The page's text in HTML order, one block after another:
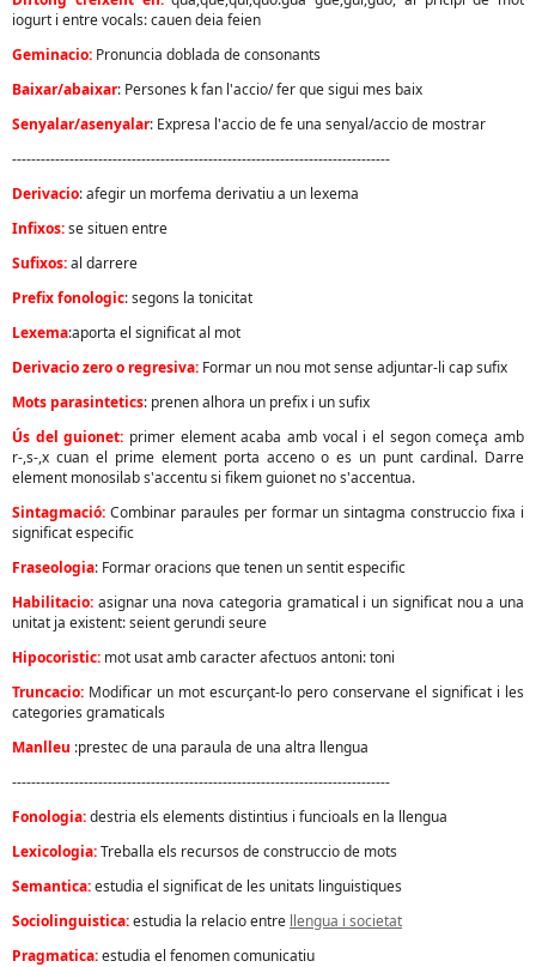
iogurt i entre vocals: cauen deia feien
Geminacio: Pronuncia doblada de consonants
Baixar/abaixar: Persones k fan l'accio/ fer que sigui mes baix
Senyalar/asenyalar: Expresa l'accio de fe una senyal/accio de mostrar
-------------------------------------------------------------------------------
Derivacio: afegir un morfema derivatiu a un lexema
Infixos:se situen entre
Sufixos:al darrere
Prefix fonologic: segons la tonicitat
Lexema:aporta el significat al mot
Derivacio zero o regresiva: Formar un nou mot sense adjuntar-li cap sufix
Mots parasintetics: prenen alhora un prefix i un sufix
Ús del guionet: primer element acaba amb vocal i el segon começa amb
r-,s-,x cuan el prime element porta acceno o es un punt cardinal. Darre
element monosilab s'accentu si fikem guionet no s'accentua.
Sintagmació: Combinar paraules per formar un sintagma construccio fixa i
significat especific
Fraseologia: Formar oracions que tenen un sentit especific
Habilitacio: asignar una nova categoria gramatical i un significat nou a una
unitat ja existent: seient gerundi seure
Hipocoristic: mot usat amb caracter afectuos antoni: toni
Truncacio: Modificar un mot escurçant-lo pero conservane el significat i les
categories gramaticals
Manlleu :prestec de una paraula de una altra llengua
-------------------------------------------------------------------------------
Fonologia:destria els elements distintius i funcioals en la llengua
Lexicologia:Treballa els recursos de construccio de mots
Semantica:estudia el significat de les unitats linguistiques
Sociolinguistica:estudia la relacio entre llengua i societat
Pragmatica:estudia el fenomen comunicatiu